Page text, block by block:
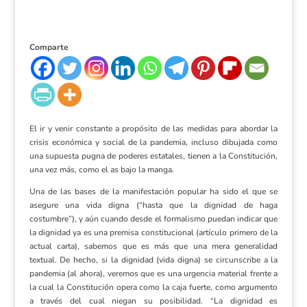
Comparte
El ir y venir constante a propósito de las medidas para abordar la
crisis económica y social de la pandemia, incluso dibujada como
una supuesta pugna de poderes estatales, tienen a la Constitución,
una vez más, como el as bajo la manga.
Una de las bases de la manifestación popular ha sido el que se
asegure una vida digna (“hasta que la dignidad de haga
costumbre”), y aún cuando desde el formalismo puedan indicar que
la dignidad ya es una premisa constitucional (artículo primero de la
actual carta), sabemos que es más que una mera generalidad
textual. De hecho, si la dignidad (vida digna) se circunscribe a la
pandemia (al ahora), veremos que es una urgencia material frente a
la cual la Constitución opera como la caja fuerte, como argumento
a través del cual niegan su posibilidad. “La dignidad es